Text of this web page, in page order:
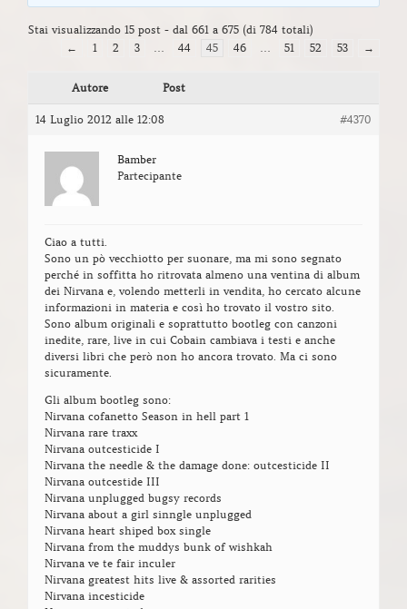
Stai visualizzando 15 post - dal 661 a 675 (di 784 totali)
←
1 2 3 … 44 45 46 … 51 52 53 →
Autore Post
14 Luglio 2012 alle 12:08 #4370
Bamber
Partecipante
Ciao a tutti.
Sono un pò vecchiotto per suonare, ma mi sono segnato
perché in soffitta ho ritrovata almeno una ventina di album
dei Nirvana e, volendo metterli in vendita, ho cercato alcune
informazioni in materia e così ho trovato il vostro sito.
Sono album originali e soprattutto bootleg con canzoni
inedite, rare, live in cui Cobain cambiava i testi e anche
diversi libri che però non ho ancora trovato. Ma ci sono
sicuramente.
Gli album bootleg sono:
Nirvana cofanetto Season in hell part 1
Nirvana rare traxx
Nirvana outcesticide I
Nirvana the needle & the damage done: outcesticide II
Nirvana outcestide III
Nirvana unplugged bugsy records
Nirvana about a girl sinngle unplugged
Nirvana heart shiped box single
Nirvana from the muddys bunk of wishkah
Nirvana ve te fair inculer
Nirvana greatest hits live & assorted rarities
Nirvana incesticide